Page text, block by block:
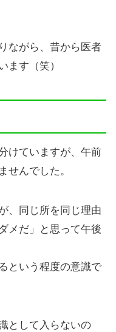
ながら、昔から医者
ます（笑）
けていますが、午前
せんでした。
、同じ所を同じ理由
メだ」と思って午後
という程度の意識で
として入らないの